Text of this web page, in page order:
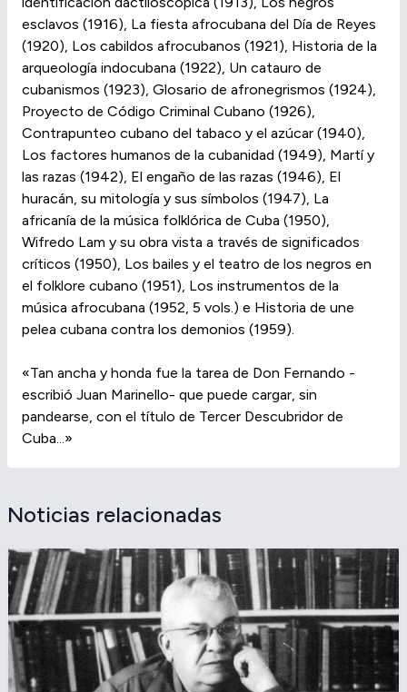
esclavos (1916), La fiesta afrocubana del Día de Reyes
(1920), Los cabildos afrocubanos (1921), Historia de la
arqueología indocubana (1922), Un catauro de
cubanismos (1923), Glosario de afronegrismos (1924),
Proyecto de Código Criminal Cubano (1926),
Contrapunteo cubano del tabaco y el azúcar (1940),
Los factores humanos de la cubanidad (1949), Martí y
las razas (1942), El engaño de las razas (1946), El
huracán, su mitología y sus símbolos (1947), La
africanía de la música folklórica de Cuba (1950),
Wifredo Lam y su obra vista a través de significados
críticos (1950), Los bailes y el teatro de los negros en
el folklore cubano (1951), Los instrumentos de la
música afrocubana (1952, 5 vols.) e Historia de une
pelea cubana contra los demonios (1959).
«Tan ancha y honda fue la tarea de Don Fernando -
escribió Juan Marinello- que puede cargar, sin
pandearse, con el título de Tercer Descubridor de
Cuba...»
Noticias relacionadas